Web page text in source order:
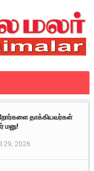
தாக்கியவர்கள்
மனு!
29, 2026